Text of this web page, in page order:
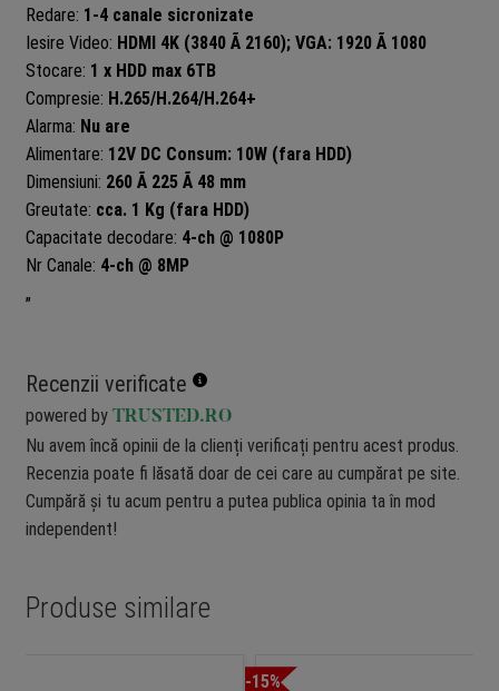
Redare: 1-4 canale sicronizate
Iesire Video: HDMI 4K (3840 Ã 2160); VGA: 1920 Ã 1080
Stocare: 1 x HDD max 6TB
Compresie: H.265/H.264/H.264+
Alarma: Nu are
Alimentare: 12V DC Consum: 10W (fara HDD)
Dimensiuni: 260 Ã 225 Ã 48 mm
Greutate: cca. 1 Kg (fara HDD)
Capacitate decodare: 4-ch @ 1080P
Nr Canale: 4-ch @ 8MP
„
Recenzii verificate
powered by TRUSTED.RO
Nu avem încă opinii de la clienți verificați pentru acest produs.
Recenzia poate fi lăsată doar de cei care au cumpărat pe site.
Cumpără și tu acum pentru a putea publica opinia ta în mod
independent!
Produse similare
-15%